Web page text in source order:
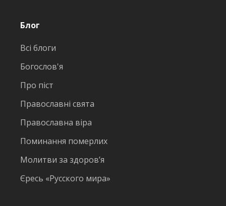
Блог
Всі блоги
Богослов'я
Про піст
Православні свята
Православна віра
Поминання померлих
Молитви за здоров’я
Єресь «Русского мира»